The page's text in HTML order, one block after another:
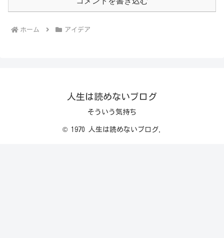
ホーム アイデア
人生は読めないブログ
そういう気持ち
© 1970 人生は読めないブログ.